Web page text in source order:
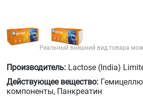
Реальный внешний вид товара
Производитель: Lactose (India)
Действующее вещество:
компоненты, Панкреатин